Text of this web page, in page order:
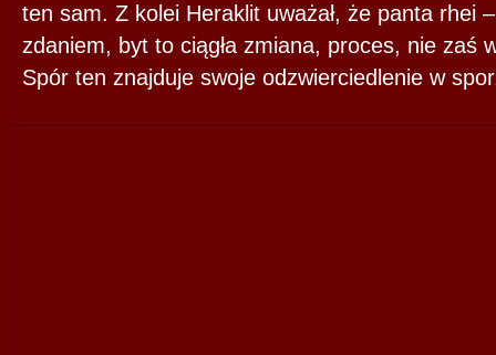
ten sam. Z kolei Heraklit uważał, że panta rhei
zdaniem, byt to ciągła zmiana, proces, nie zaś
Spór ten znajduje swoje odzwierciedlenie w